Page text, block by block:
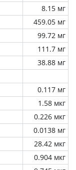
8.15 мг
459.05 мг
99.72 мг
111.7 мг
38.88 мг
0.117 мг
1.58 мкг
0.226 мкг
0.0138 мг
28.42 мкг
0.904 мкг